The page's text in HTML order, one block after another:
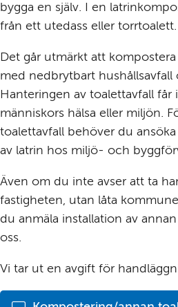
bygga en själv. I en
från ett utedass eller torrtoalett.
Det går utmärkt att
med nedbrytbart hushållsavfall
Hanteringen av toalettavfall
människors hälsa eller miljön.
toalettavfall behöver du
av latrin hos miljö- och
Även om du inte avser att ta
fastigheten, utan låta
du anmäla installation av
oss.
Vi tar ut en avgift för